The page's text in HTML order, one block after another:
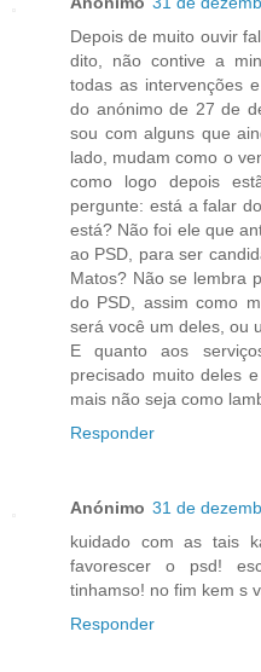
Depois de muito ouvir
dito, não contive a
todas as intervenções
do anónimo de 27 de
sou com alguns que
lado, mudam como o
como logo depois
pergunte: está a falar
está? Não foi ele que
ao PSD, para ser
Matos? Não se lembra
do PSD, assim como
será você um deles, ou
E quanto aos
precisado muito deles
mais não seja como
Responder
Anónimo 31 de
kuidado com as tais
favorescer o psd!
tinhamso! no fim kem s
Responder